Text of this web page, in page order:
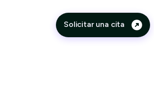
Solicitar una cita